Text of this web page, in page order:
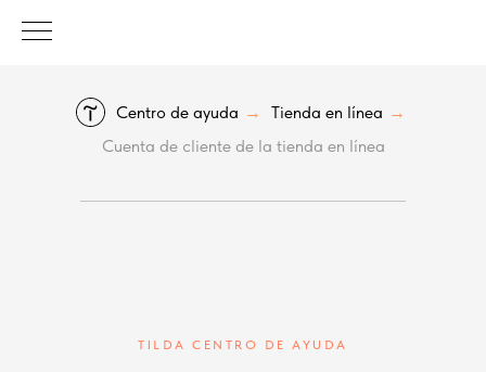
Centro de ayuda → Tienda en línea →
Cuenta de cliente de la tienda en línea
TILDA CENTRO DE AYUDA